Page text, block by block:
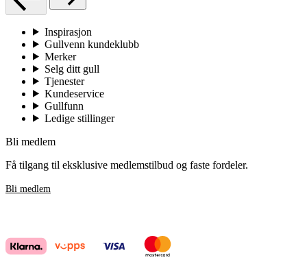
Inspirasjon
Gullvenn kundeklubb
Merker
Selg ditt gull
Tjenester
Kundeservice
Gullfunn
Ledige stillinger
Bli medlem
Få tilgang til eksklusive medlemstilbud og faste fordeler.
Bli medlem